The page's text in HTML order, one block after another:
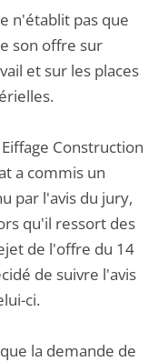
n'établit pas que
son offre sur
et sur les places
Construction
a commis un
par l'avis du jury,
qu'il ressort des
de l'offre du 14
de suivre l'avis
ci.
la demande de